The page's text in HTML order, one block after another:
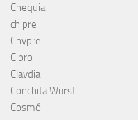
Chequia
chipre
Chypre
Cipro
Clavdia
Conchita Wurst
Cosmó